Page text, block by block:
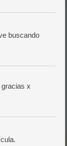
buscando
x